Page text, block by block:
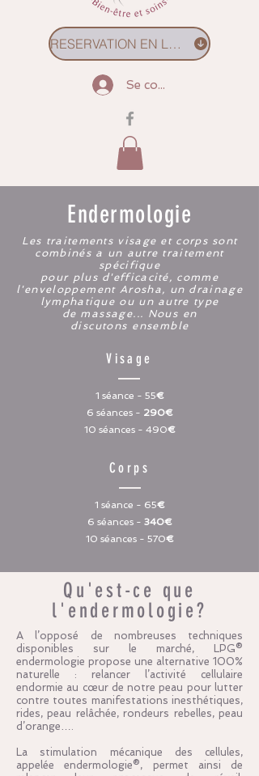
RESERVATION EN LIGNE
Se connecter
Endermologie
Les traitements visage et corps sont
combinés a un autre traitement
spécifique
pour plus d'efficacité, comme
l'enveloppementArosha, un drainage
lymphatique ou un autre type
de massage... Nous en
discutons ensemble
Visage
1 séance - 55€
6 séances - 290€
10 séances - 490€
Corps
1 séance - 65€
6 séances - 340€
10 séances - 570€
Qu'est-ce que
l'endermologie?
A l’opposé de nombreuses techniques
disponibles sur le marché, LPG®
endermologie propose une alternative 100%
naturelle : relancer l’activité cellulaire
endormie au cœur de notre peau pour lutter
contre toutes manifestations inesthétiques,
rides, peau relâchée, rondeurs rebelles, peau
d’orange….
La stimulation mécanique des cellules,
appelée endermologie®, permet ainsi de